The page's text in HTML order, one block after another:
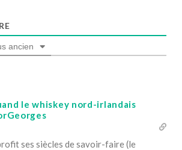
ancien
le whiskey nord-irlandais
ses siècles de savoir-faire (le